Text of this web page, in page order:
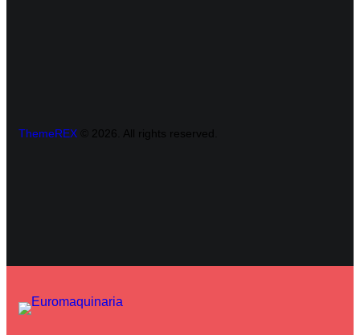
ThemeREX © 2026. All rights reserved.